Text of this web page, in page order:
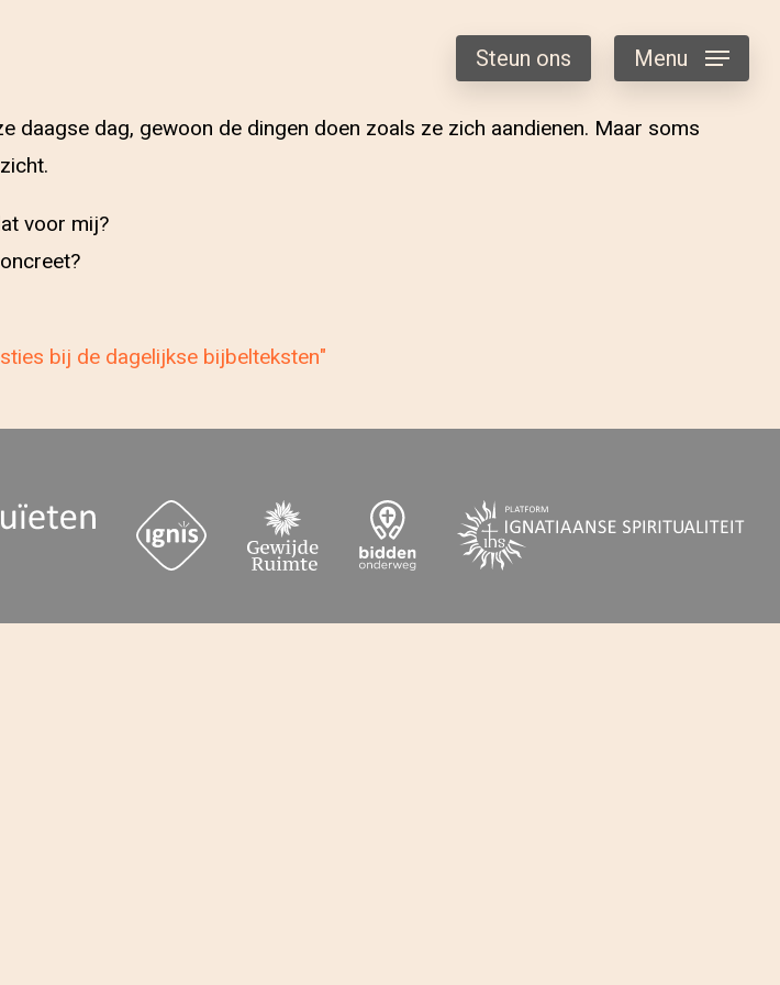
Steun ons Menu
dag, gewoon de dingen doen zoals ze zich aandienen. Maar soms
voor mij?
bij de dagelijkse bijbelteksten"